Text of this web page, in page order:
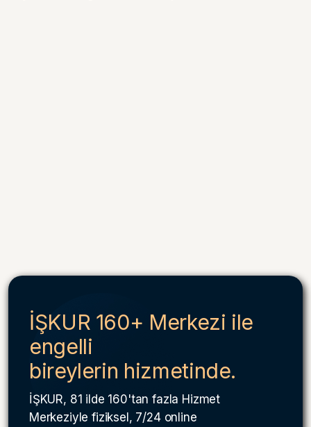
İŞKUR 160+ Merkezi ile
engelli
bireylerin hizmetinde.
İŞKUR, 81 ilde 160'tan fazla Hizmet
Merkeziyle fiziksel, 7/24 online